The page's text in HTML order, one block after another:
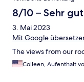
8/10 – Sehr gut
3. Mai 2023
Mit Google
The views from our
Colleen, Aufenthalt